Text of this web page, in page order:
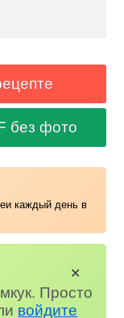
без фото
каждый день в
Просто
войдите
✕